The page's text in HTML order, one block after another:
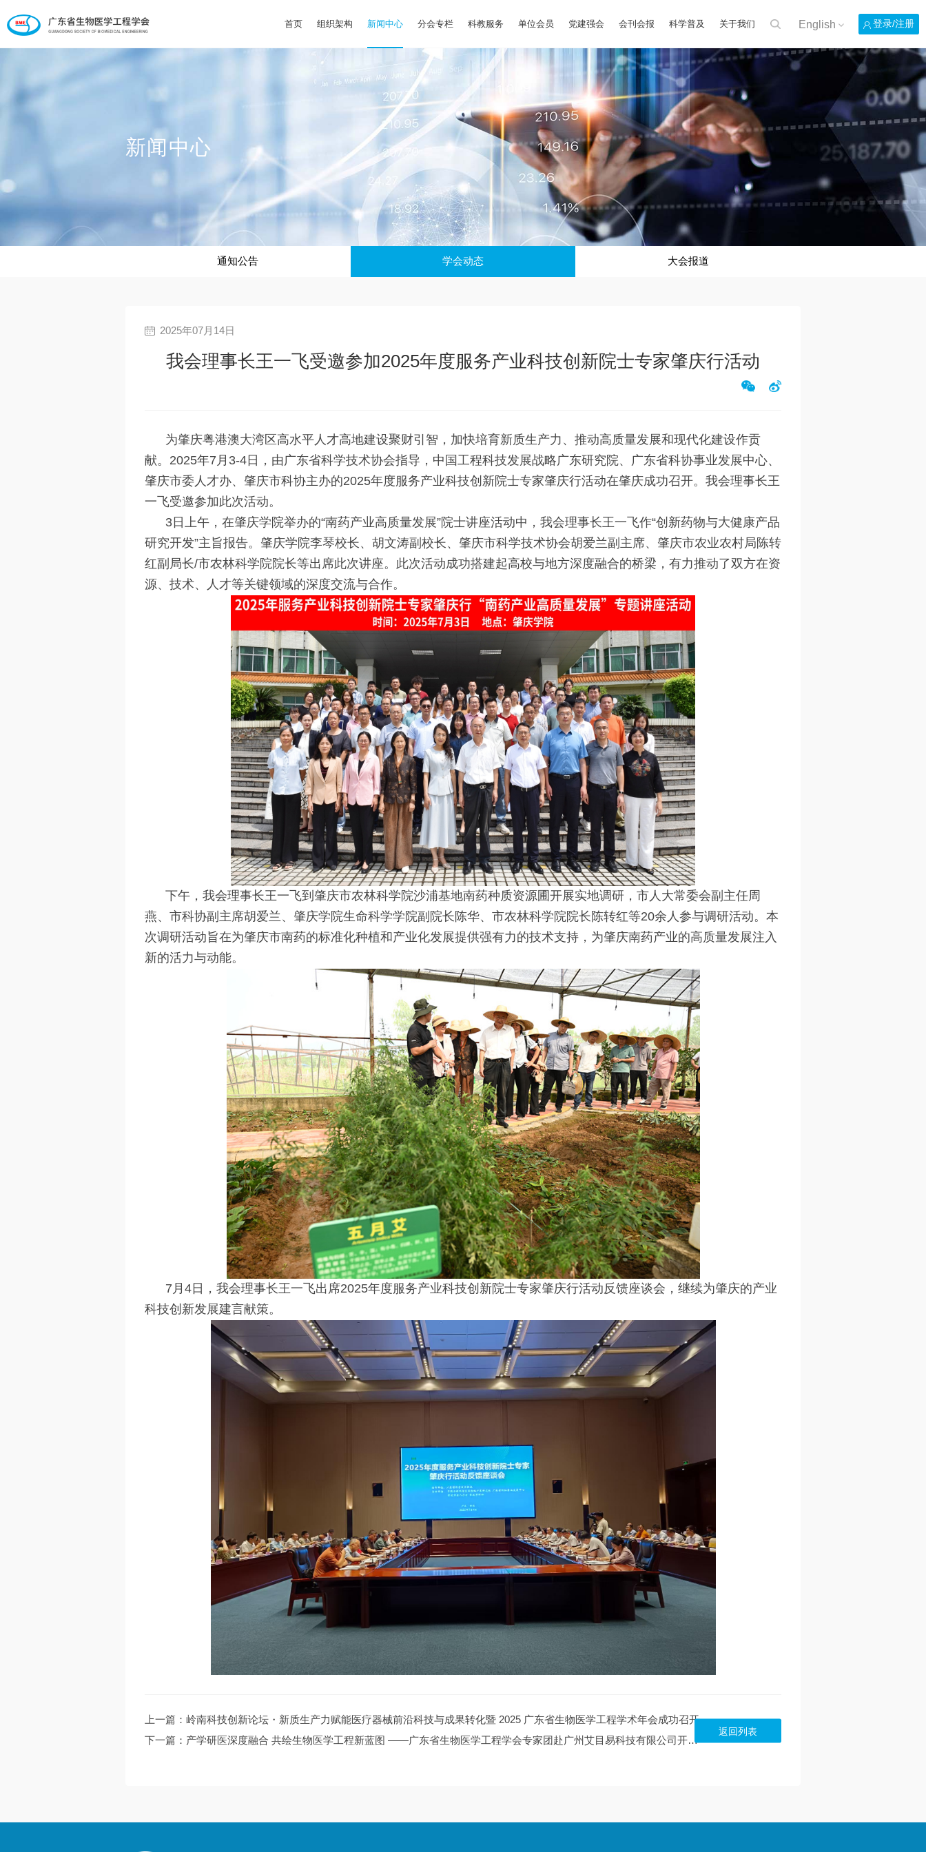
首页 组织架构 新闻中心 分会专栏 科教服务 单位会员 党建强会 会刊会报 科学普及 关于我们 English 登录/注册
新闻中心
通知公告 学会动态 大会报道
2025年07月14日
我会理事长王一飞受邀参加2025年度服务产业科技创新院士专家肇庆行活动
为肇庆粤港澳大湾区高水平人才高地建设聚财引智，加快培育新质生产力、推动高质量发展和现代化建设作贡
献。2025年7月3-4日，由广东省科学技术协会指导，中国工程科技发展战略广东研究院、广东省科协事业发展中心、
肇庆市委人才办、肇庆市科协主办的2025年度服务产业科技创新院士专家肇庆行活动在肇庆成功召开。我会理事长王
一飞受邀参加此次活动。
3日上午，在肇庆学院举办的“南药产业高质量发展”院士讲座活动中，我会理事长王一飞作“创新药物与大健康产品
研究开发”主旨报告。肇庆学院李琴校长、胡文涛副校长、肇庆市科学技术协会胡爱兰副主席、肇庆市农业农村局陈转
红副局长/市农林科学院院长等出席此次讲座。此次活动成功搭建起高校与地方深度融合的桥梁，有力推动了双方在资
源、技术、人才等关键领域的深度交流与合作。
下午，我会理事长王一飞到肇庆市农林科学院沙浦基地南药种质资源圃开展实地调研，市人大常委会副主任周
燕、市科协副主席胡爱兰、肇庆学院生命科学学院副院长陈华、市农林科学院院长陈转红等20余人参与调研活动。本
次调研活动旨在为肇庆市南药的标准化种植和产业化发展提供强有力的技术支持，为肇庆南药产业的高质量发展注入
新的活力与动能。
7月4日，我会理事长王一飞出席2025年度服务产业科技创新院士专家肇庆行活动反馈座谈会，继续为肇庆的产业
科技创新发展建言献策。
上一篇：岭南科技创新论坛・新质生产力赋能医疗器械前沿科技与成果转化暨 2025 广东省生物医学工程学术年会成功召开
下一篇：产学研医深度融合 共绘生物医学工程新蓝图 ——广东省生物医学工程学会专家团赴广州艾目易科技有限公司开展产学研专题座谈会
返回列表